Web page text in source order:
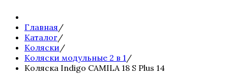
Главная /
Каталог /
Коляски /
Коляски модульные 2 в 1 /
Коляска Indigo CAMILA 18 S Plus 14